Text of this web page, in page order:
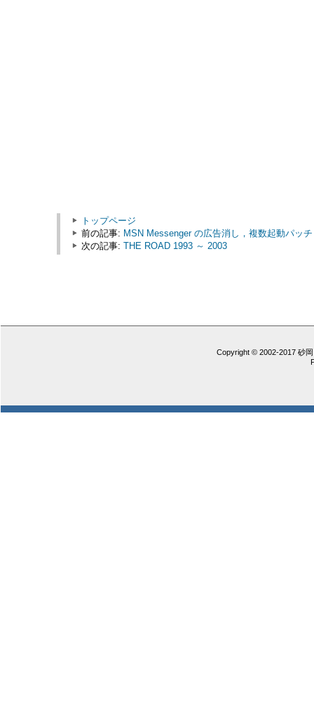
トップページ
前の記事: MSN Messenger の広告消し，複数起動パッチ
次の記事: THE ROAD 1993 ～ 2003
Copyright © 2002-2017 砂